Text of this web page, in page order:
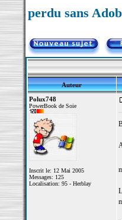
perdu sans
Auteur
Polux748
PowerBook de Soie
Inscrit le: 12 Mai 2005
Messages: 125
Localisation: 95 - Herblay